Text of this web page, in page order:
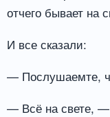
отчего бывает на
И все сказали:
— Послушаемте,
— Всё на свете, —